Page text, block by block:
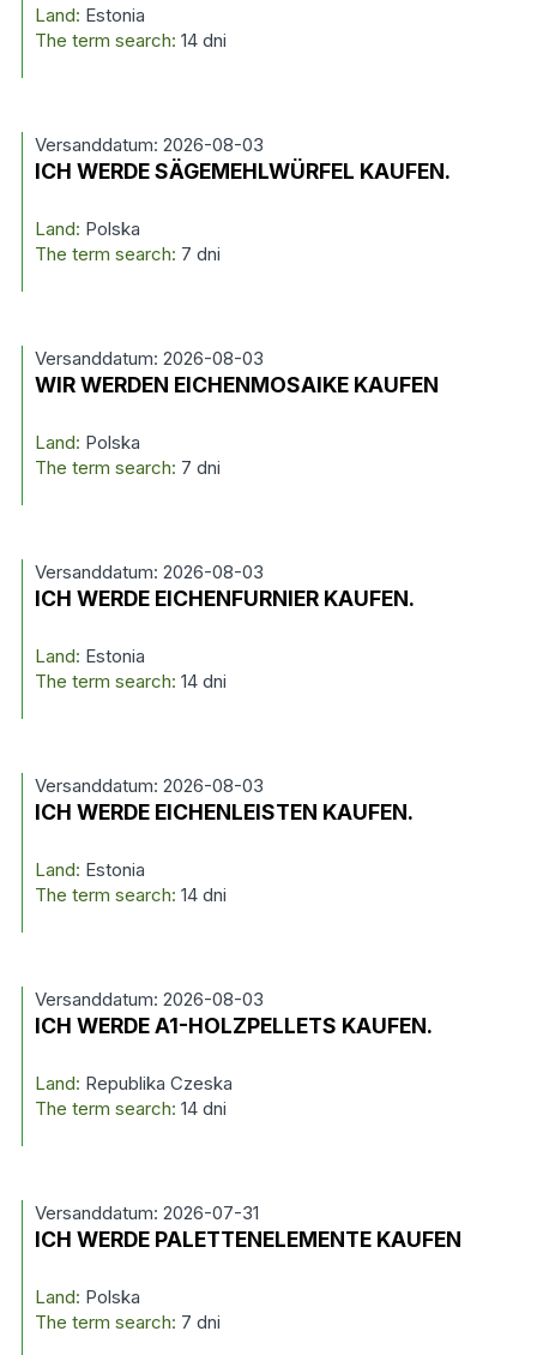
Land: Estonia
The term search: 14 dni
Versanddatum: 2026-08-03
ICH WERDE SÄGEMEHLWÜRFEL KAUFEN.
Land: Polska
The term search: 7 dni
Versanddatum: 2026-08-03
WIR WERDEN EICHENMOSAIKE KAUFEN
Land: Polska
The term search: 7 dni
Versanddatum: 2026-08-03
ICH WERDE EICHENFURNIER KAUFEN.
Land: Estonia
The term search: 14 dni
Versanddatum: 2026-08-03
ICH WERDE EICHENLEISTEN KAUFEN.
Land: Estonia
The term search: 14 dni
Versanddatum: 2026-08-03
ICH WERDE A1-HOLZPELLETS KAUFEN.
Land: Republika Czeska
The term search: 14 dni
Versanddatum: 2026-07-31
ICH WERDE PALETTENELEMENTE KAUFEN
Land: Polska
The term search: 7 dni